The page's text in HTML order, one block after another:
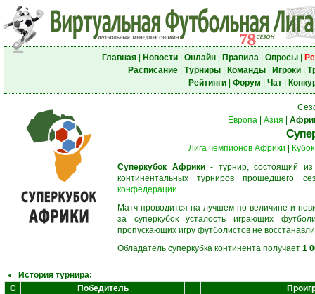
Главная| Новости| Онлайн| Правила| Опросы|
Расписание| Турниры| Команды| Игроки|
Рейтинги| Форум Чат|
Европа
Азия
Лига чемпионов Африки
Суперкубок Африки- турнир, состоящий из
континентальных турниров прошедшего
конфедерации.
Матч проводится на лучшем по величине и
за суперкубок усталость играющих
пропускающих игру футболистов не
Обладатель суперкубка континента получает 1
История турнира:
С
Победитель